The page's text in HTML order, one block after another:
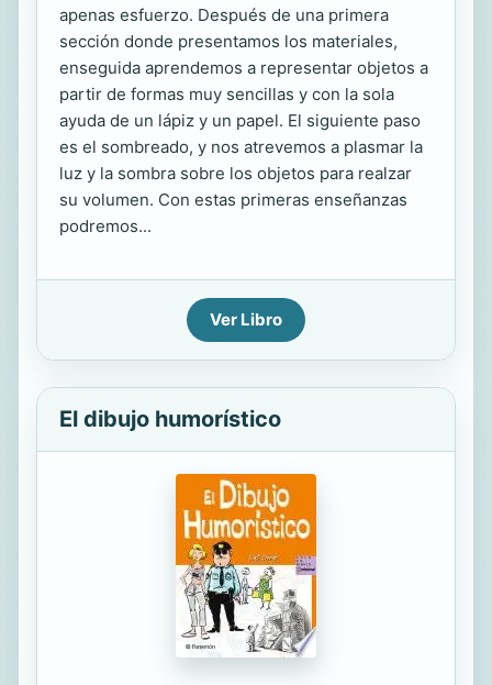
apenas esfuerzo. Después de una primera
sección donde presentamos los materiales,
enseguida aprendemos a representar objetos a
partir de formas muy sencillas y con la sola
ayuda de un lápiz y un papel. El siguiente paso
es el sombreado, y nos atrevemos a plasmar la
luz y la sombra sobre los objetos para realzar
su volumen. Con estas primeras enseñanzas
podremos...
Ver Libro
El dibujo humorístico